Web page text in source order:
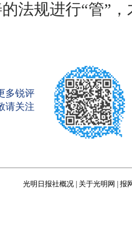
法规进行“管”
多锐评
请关注
光明日报社概况 关于光明网 报